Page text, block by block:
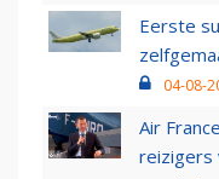
Eerste
04-08-
Air
reizigers